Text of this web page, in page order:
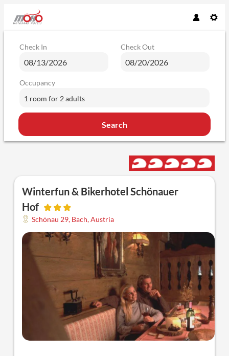
Check In Check Out
Occupancy
1 room for 2 adults
Search
Winterfun & Bikerhotel
Winterfun & Bikerhotel Schönauer
Hof
Schönau 29, Bach,Austria